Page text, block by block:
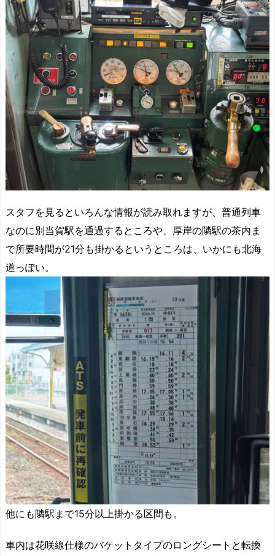
スタフを見るといろんな情報が読み取れますが、普通列車
なのに別当賀駅を通過するところや、厚岸の隣駅の茶内ま
で所要時間が21分も掛かるというところは、いかにも北海
道っぽい。
他にも隣駅まで15分以上掛かる区間も。
車内は花咲線仕様のバケットタイプのロングシートと転換